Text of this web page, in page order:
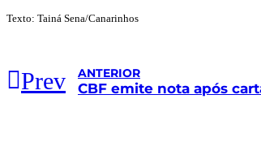
Texto: Tainá Sena/Canarinhos
Prev ANTERIOR